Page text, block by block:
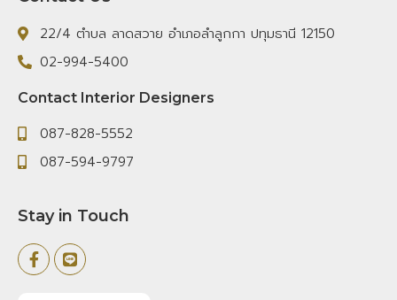
22/4 ตำบล ลาดสวาย อำเภอลำลูกกา ปทุมธานี 12150
02-994-5400
Contact Interior Designers
087-828-5552
087-594-9797
Stay in Touch